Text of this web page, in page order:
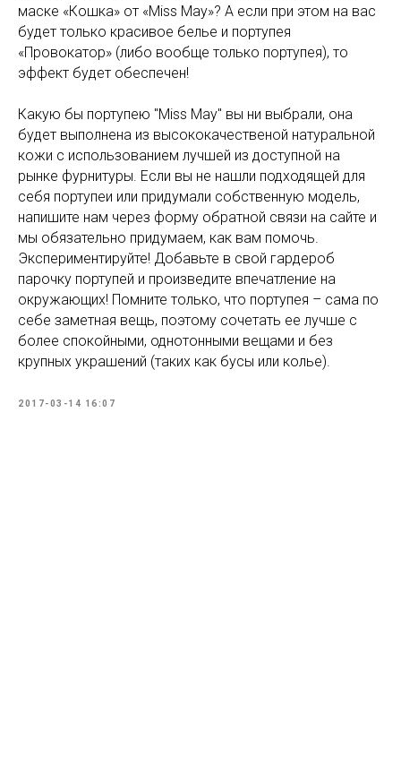
маске «Кошка» от «Miss May»? А если при этом на вас
будет только красивое белье и портупея
«Провокатор» (либо вообще только портупея), то
эффект будет обеспечен!
Какую бы портупею "Miss May" вы ни выбрали, она
будет выполнена из высококачественой натуральной
кожи с использованием лучшей из доступной на
рынке фурнитуры. Если вы не нашли подходящей для
себя портупеи или придумали собственную модель,
напишите нам через форму обратной связи на сайте и
мы обязательно придумаем, как вам помочь.
Экспериментируйте! Добавьте в свой гардероб
парочку портупей и произведите впечатление на
окружающих! Помните только, что портупея – сама по
себе заметная вещь, поэтому сочетать ее лучше с
более спокойными, однотонными вещами и без
крупных украшений (таких как бусы или колье).
2017-03-14 16:07